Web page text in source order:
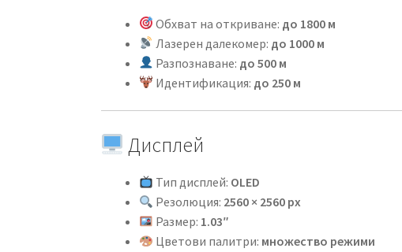
Обхват на откриване: до 1800 м
Лазерен далекомер: до 1000 м
Разпознаване: до 500 м
Идентификация: до 250 м
Дисплей
Тип дисплей: OLED
Резолюция: 2560 × 2560 px
Размер: 1.03″
Цветови палитри: множество режими